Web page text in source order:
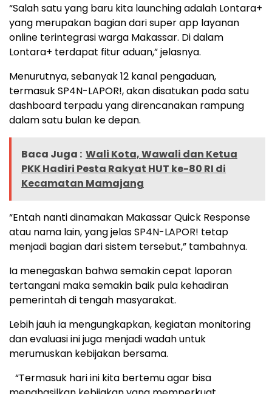
“Salah satu yang baru kita launching adalah Lontara+
yang merupakan bagian dari super app layanan
online terintegrasi warga Makassar. Di dalam
Lontara+ terdapat fitur aduan,” jelasnya.
Menurutnya, sebanyak 12 kanal pengaduan,
termasuk SP4N-LAPOR!, akan disatukan pada satu
dashboard terpadu yang direncanakan rampung
dalam satu bulan ke depan.
Baca Juga : Wali Kota, Wawali dan Ketua
PKK Hadiri Pesta Rakyat HUT ke-80 RI di
Kecamatan Mamajang
“Entah nanti dinamakan Makassar Quick Response
atau nama lain, yang jelas SP4N-LAPOR! tetap
menjadi bagian dari sistem tersebut,” tambahnya.
Ia menegaskan bahwa semakin cepat laporan
tertangani maka semakin baik pula kehadiran
pemerintah di tengah masyarakat.
Lebih jauh ia mengungkapkan, kegiatan monitoring
dan evaluasi ini juga menjadi wadah untuk
merumuskan kebijakan bersama.
“Termasuk hari ini kita bertemu agar bisa